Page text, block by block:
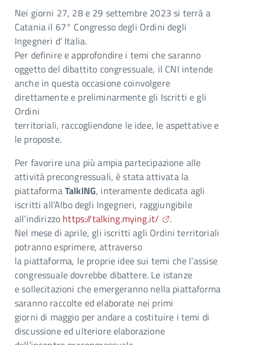
Nei giorni 27, 28 e 29 settembre 2023 si terrà a
Catania il 67° Congresso degli Ordini degli
Ingegneri d’ Italia.
Per definire e approfondire i temi che saranno
oggetto del dibattito congressuale, il CNI intende
anche in questa occasione coinvolgere
direttamente e preliminarmente gli Iscritti e gli
Ordini
territoriali, raccogliendone le idee, le aspettative e
le proposte.
Per favorire una più ampia partecipazione alle
attività precongressuali, è stata attivata la
piattaformaTalklNG, interamente dedicata agli
iscritti all’Albo degli Ingegneri, raggiungibile
all’indirizzo https://talking.mying.it/
.
Nel mese di aprile, gli iscritti agli Ordini territoriali
potranno esprimere, attraverso
la piattaforma, le proprie idee sui temi che l’assise
congressuale dovrebbe dibattere. Le istanze
e sollecitazioni che emergeranno nella piattaforma
saranno raccolte ed elaborate nei primi
giorni di maggio per andare a costituire i temi di
discussione ed ulteriore elaborazione